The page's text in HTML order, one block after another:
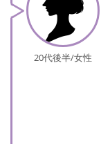
20代後半/女性